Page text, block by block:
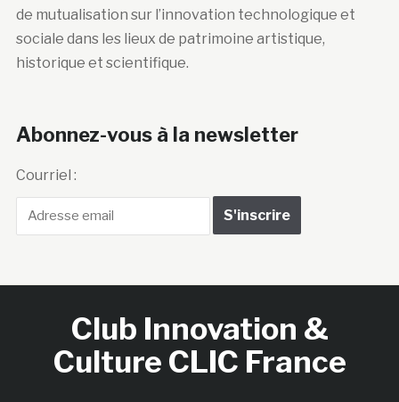
de mutualisation sur l’innovation technologique et
sociale dans les lieux de patrimoine artistique,
historique et scientifique.
Abonnez-vous à la newsletter
Courriel :
Club Innovation &
Culture CLIC France